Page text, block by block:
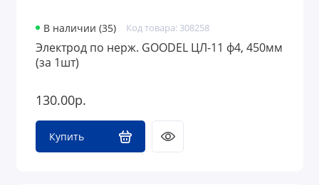
В наличии (35) Код товара: 308258
Электрод по нерж. GOODEL ЦЛ-11 ф4, 450мм
(за 1шт)
130.00р.
Купить